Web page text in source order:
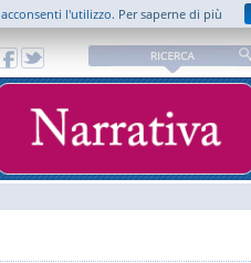
l'utilizzo. Per saperne di più